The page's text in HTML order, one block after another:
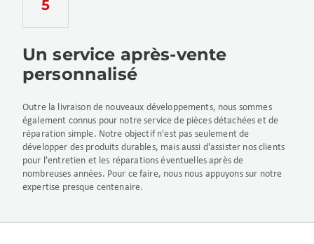
Un service après-vente
personnalisé
Outre la livraison de nouveaux développements, nous sommes
également connus pour notre service de pièces détachées et de
réparation simple. Notre objectif n'est pas seulement de
développer des produits durables, mais aussi d'assister nos clients
pour l'entretien et les réparations éventuelles après de
nombreuses années. Pour ce faire, nous nous appuyons sur notre
expertise presque centenaire.